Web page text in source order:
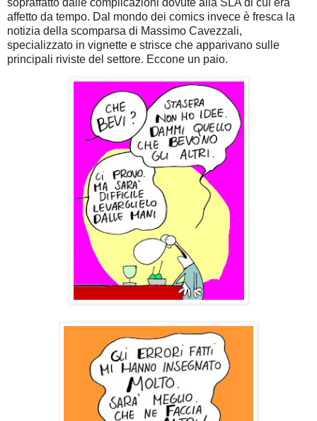
affetto da tempo. Dal mondo dei comics invece è fresca la
notizia della scomparsa di Massimo Cavezzali,
specializzato in vignette e strisce che apparivano sulle
principali riviste del settore. Eccone un paio.